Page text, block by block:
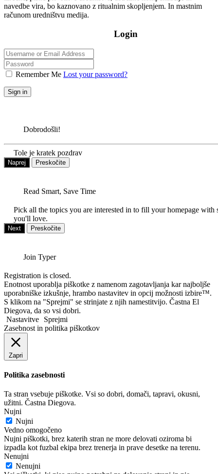
navedbe vira, bo kaznovano z ritualnim skopljenjem. In mastnim
računom uredništvu medija.
Login
Remember Me Lost your password?
Sign in
Dobrodošli!
Tole je kratek pozdrav
Naprej Preskočite
Read Smart, Save Time
Pick all the topics you are interested in to fill your homepage with
you'll love.
Next Preskočite
Join Typer
Registration is closed.
Enotnost uporablja piškotke z namenom zagotavljanja kar najboljše
uporabniške izkušnje, hrambo nastavitev in opcij možnosti izbire™.
S klikom na "Sprejmi" se strinjate z njih namestitvijo. Častna El
Diegova, da so vsi dobri.
Nastavitve
Sprejmi
Zasebnost in politika piškotkov
Zapri
Politika zasebnosti
Ta stran vsebuje piškotke. Vsi so dobri, domači, tapravi, okusni,
užitni. Častna Diegova.
Nujni
Nujni
Vedno omogočeno
Nujni piškotki, brez katerih stran ne more delovati oziroma bi
izpadla kot fuzbal ekipa brez trenerja in prave desetke na terenu.
Nenujni
Nenujni